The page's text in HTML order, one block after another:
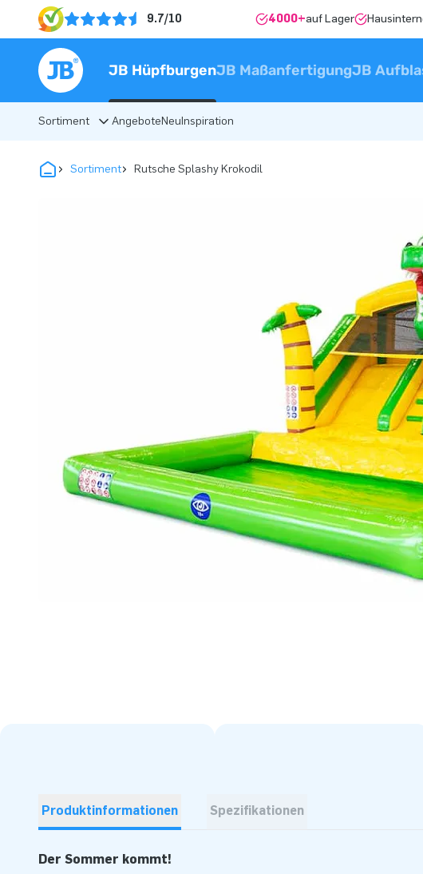
9.7/10 4000+auf Lager
JB HüpfburgenJB MaßanfertigungJB
Sortiment AngeboteNeuInspiration
Sortiment Rutsche Splashy Krokodil
Produktinformationen Spezifikationen
Der Sommer kommt!